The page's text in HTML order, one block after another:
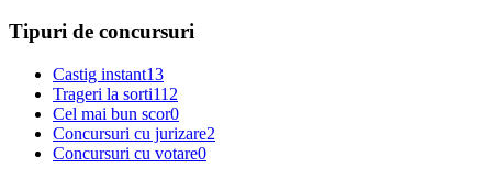
Tipuri de concursuri
Castig instant13
Trageri la sorti112
Cel mai bun scor0
Concursuri cu jurizare2
Concursuri cu votare0